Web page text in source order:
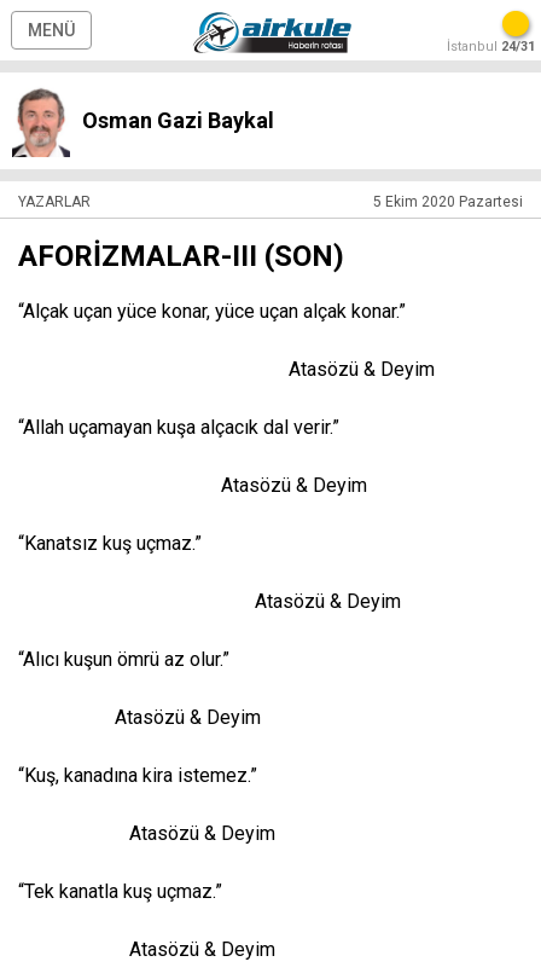
MENÜ
İstanbul 24/31
Osman Gazi Baykal
YAZARLAR 5 Ekim 2020 Pazartesi
AFORİZMALAR-III (SON)
“Alçak uçan yüce konar, yüce uçan alçak konar.”
Atasözü & Deyim
“Allah uçamayan kuşa alçacık dal verir.”
Atasözü & Deyim
“Kanatsız kuş uçmaz.”
Atasözü & Deyim
“Alıcı kuşun ömrü az olur.”
Atasözü & Deyim
“Kuş, kanadına kira istemez.”
Atasözü & Deyim
“Tek kanatla kuş uçmaz.”
Atasözü & Deyim